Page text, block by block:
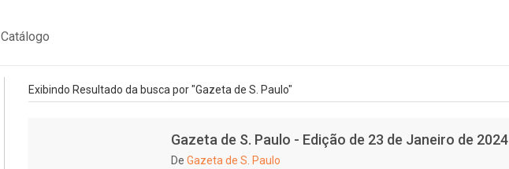
Catálogo
Exibindo Resultado da busca por "Gazeta de S. Paulo"
Gazeta de S. Paulo - Edição de 23 de Janeiro de 2024
De Gazeta de S. Paulo